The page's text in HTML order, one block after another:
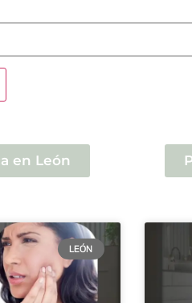
en León
LEÓN